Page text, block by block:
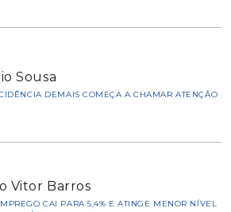
Sousa
DEMAIS COMEÇA A CHAMAR ATENÇÃO
Vitor Barros
CAI PARA 5,4% E ATINGE MENOR NÍVEL